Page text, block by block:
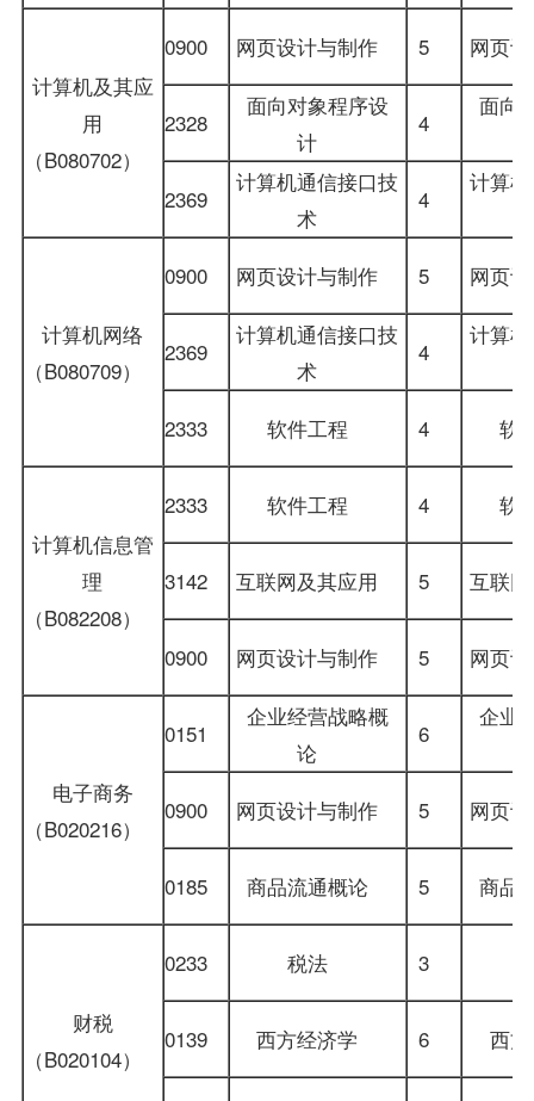
计算机及其应
用
（B080702）
0900 网页设计与制作 5 网页
2328
面向对象程序设
计
4
面向
2369
计算机通信接口技
术
4
计算
计算机网络
（B080709）
0900 网页设计与制作 5 网页
2369
计算机通信接口技
术
4
计算
2333
软件工程 4 软
计算机信息管
理
（B082208）
2333 软件工程 4 软
3142 互联网及其应用 5 互联
0900 网页设计与制作 5 网页
电子商务
（B020216）
0151
企业经营战略概
论
6
企业
0900
网页设计与制作 5 网页
0185 商品流通概论 5 商品
财税
（B020104）
0233 税法 3
0139 西方经济学 6 西